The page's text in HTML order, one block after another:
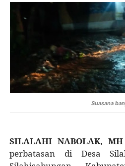
Suasana
SILALAHI NABOLAK, MH
perbatasan di Desa